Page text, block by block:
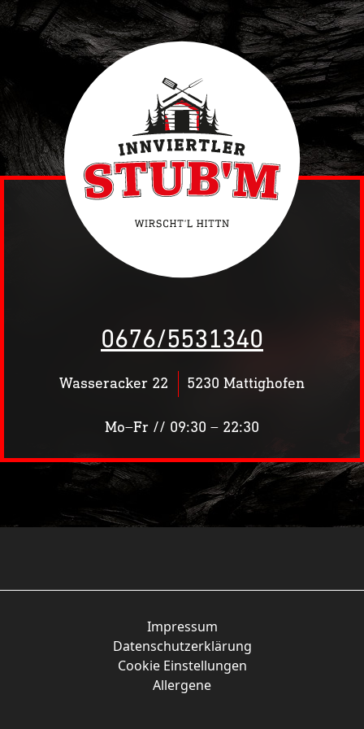
0676/5531340
Wasseracker 22 5230 Mattighofen
Mo–Fr // 09:30 – 22:30
KW28
Impressum
Datenschutzerklärung
Cookie Einstellungen
Allergene